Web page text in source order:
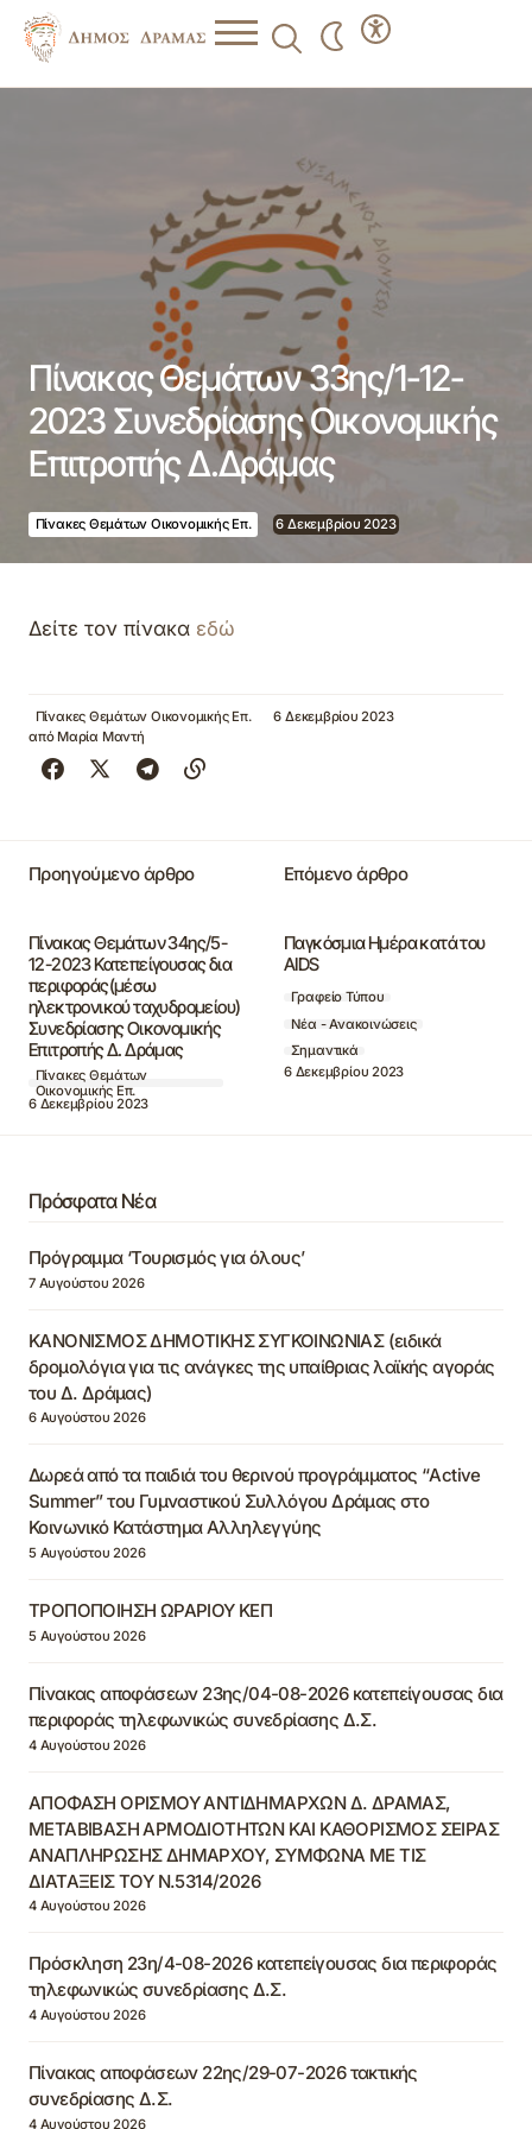
Πίνακας Θεμάτων 33ης/1-12-
2023 Συνεδρίασης Οικονομικής
Επιτροπής Δ.Δράμας
Πίνακες Θεμάτων Οικονομικής Επ. 6 Δεκεμβρίου 2023
Δείτε τον πίνακα εδώ
Πίνακες Θεμάτων Οικονομικής Επ.
6 Δεκεμβρίου 2023
από Μαρία Μαντή
Προηγούμενο άρθρο
Πίνακας Θεμάτων 34ης/5-
12-2023 Κατεπείγουσας δια
περιφοράς(μέσω
ηλεκτρονικού ταχυδρομείου)
Συνεδρίασης Οικονομικής
Επιτροπής Δ. Δράμας
Πίνακες Θεμάτων
Οικονομικής Επ.
6 Δεκεμβρίου 2023
Επόμενο άρθρο
Παγκόσμια Ημέρα κατά του
AIDS
Γραφείο Τύπου
Νέα - Ανακοινώσεις
Σημαντικά
6 Δεκεμβρίου 2023
Πρόσφατα Νέα
Πρόγραμμα ‘Τουρισμός για όλους’
7 Αυγούστου 2026
ΚΑΝΟΝΙΣΜΟΣ ΔΗΜΟΤΙΚΗΣ ΣΥΓΚΟΙΝΩΝΙΑΣ (ειδικά
δρομολόγια για τις ανάγκες της υπαίθριας λαϊκής αγοράς
του Δ. Δράμας)
6 Αυγούστου 2026
Δωρεά από τα παιδιά του θερινού προγράμματος “Active
Summer” του Γυμναστικού Συλλόγου Δράμας στο
Κοινωνικό Κατάστημα Αλληλεγγύης
5 Αυγούστου 2026
ΤΡΟΠΟΠΟΙΗΣΗ ΩΡΑΡΙΟΥ ΚΕΠ
5 Αυγούστου 2026
Πίνακας αποφάσεων 23ης/04-08-2026 κατεπείγουσας δια
περιφοράς τηλεφωνικώς συνεδρίασης Δ.Σ.
4 Αυγούστου 2026
ΑΠΟΦΑΣΗ ΟΡΙΣΜΟΥ ΑΝΤΙΔΗΜΑΡΧΩΝ Δ. ΔΡΑΜΑΣ,
ΜΕΤΑΒΙΒΑΣΗ ΑΡΜΟΔΙΟΤΗΤΩΝ ΚΑΙ ΚΑΘΟΡΙΣΜΟΣ ΣΕΙΡΑΣ
ΑΝΑΠΛΗΡΩΣΗΣ ΔΗΜΑΡΧΟΥ, ΣΥΜΦΩΝΑ ΜΕ ΤΙΣ
ΔΙΑΤΑΞΕΙΣ ΤΟΥ Ν.5314/2026
4 Αυγούστου 2026
Πρόσκληση 23η/4-08-2026 κατεπείγουσας δια περιφοράς
τηλεφωνικώς συνεδρίασης Δ.Σ.
4 Αυγούστου 2026
Πίνακας αποφάσεων 22ης/29-07-2026 τακτικής
συνεδρίασης Δ.Σ.
4 Αυγούστου 2026